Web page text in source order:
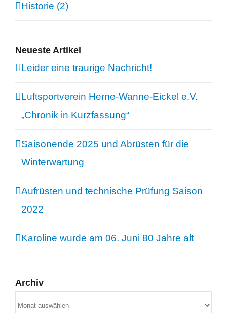
Historie (2)
Neueste Artikel
Leider eine traurige Nachricht!
Luftsportverein Herne-Wanne-Eickel e.V.
„Chronik in Kurzfassung“
Saisonende 2025 und Abrüsten für die
Winterwartung
Aufrüsten und technische Prüfung Saison
2022
Karoline wurde am 06. Juni 80 Jahre alt
Archiv